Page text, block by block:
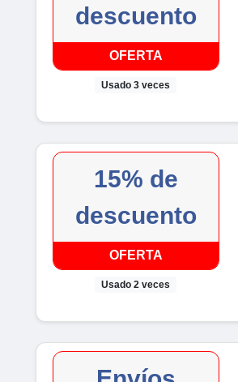
descuento
OFERTA
Usado 3 veces
15% de
descuento
OFERTA
Usado 2 veces